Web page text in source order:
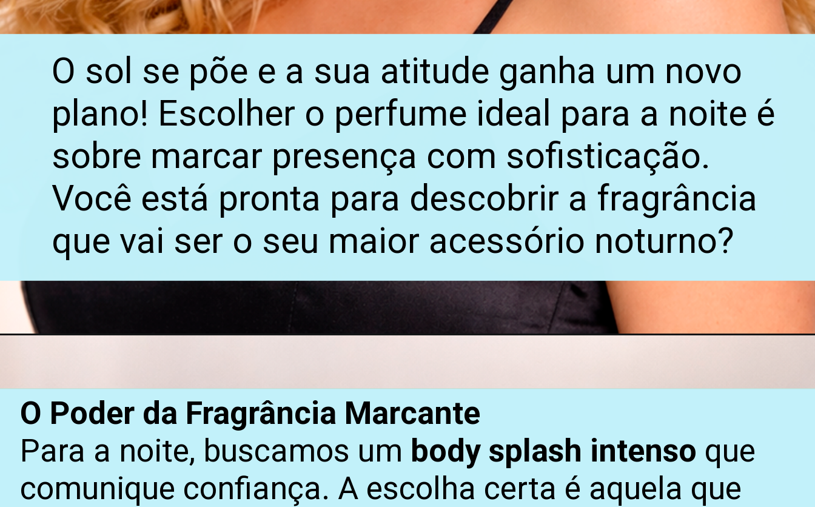
O sol se põe e a sua atitude ganha um novo
plano! Escolher o perfume ideal para a noite é
sobre marcar presença com sofisticação.
Você está pronta para descobrir a fragrância
que vai ser o seu maior acessório noturno?
O Poder da Fragrância Marcante
Para a noite, buscamos um body splash intenso que
comunique confiança. A escolha certa é aquela que